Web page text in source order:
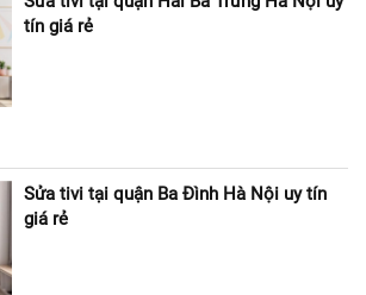
tín giá rẻ
Sửa tivi tại quận Ba Đình Hà Nội uy tín
giá rẻ